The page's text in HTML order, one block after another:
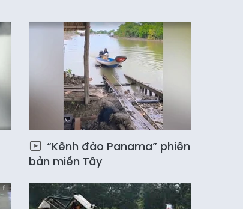
“Kênh đào Panama” phiên
bản miền Tây